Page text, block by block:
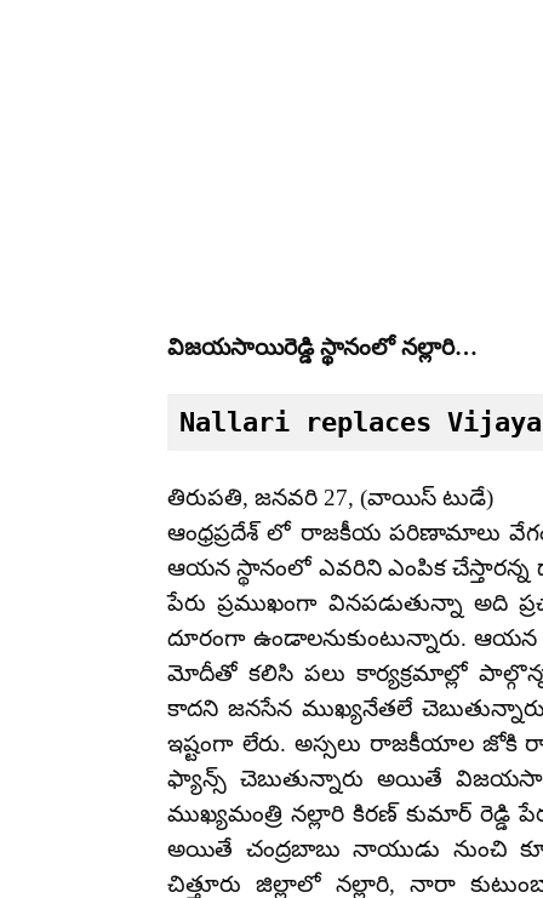
విజయసాయిరెడ్డి స్థానంలో నల్లారి…
Nallari replaces
తిరుపతి, జనవరి 27, (వాయిస్ టుడే)
ఆంధ్రప్రదేశ్ లో రాజకీయ పరిణామాలు
ఆయన స్థానంలో ఎవరిని ఎంపిక
పేరు ప్రముఖంగా వినపడుతున్నా అది
దూరంగా ఉండాలనుకుంటున్నారు.
మోదీతో కలిసి పలు కార్యక్రమాల్లో
కాదని జనసేన ముఖ్యనేతలే
ఇష్టంగా లేరు. అస్సలు రాజకీయాల జోకి
ఫ్యాన్స్ చెబుతున్నారు అయితే
ముఖ్యమంత్రి నల్లారి కిరణ్ కుమార్ రెడ్డి
అయితే చంద్రబాబు నాయుడు నుంచి
చిత్తూరు జిల్లాలో నల్లారి, నారా